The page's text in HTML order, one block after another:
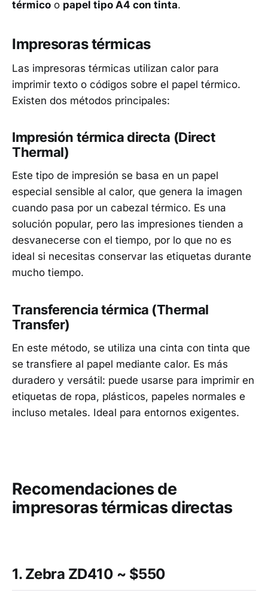
térmico o papel tipo A4 con tinta.
Impresoras térmicas
Las impresoras térmicas utilizan calor para
imprimir texto o códigos sobre el papel térmico.
Existen dos métodos principales:
Impresión térmica directa (Direct
Thermal)
Este tipo de impresión se basa en un papel
especial sensible al calor, que genera la imagen
cuando pasa por un cabezal térmico. Es una
solución popular, pero las impresiones tienden a
desvanecerse con el tiempo, por lo que no es
ideal si necesitas conservar las etiquetas durante
mucho tiempo.
Transferencia térmica (Thermal
Transfer)
En este método, se utiliza una cinta con tinta que
se transfiere al papel mediante calor. Es más
duradero y versátil: puede usarse para imprimir en
etiquetas de ropa, plásticos, papeles normales e
incluso metales. Ideal para entornos exigentes.
Recomendaciones de
impresoras térmicas directas
1. Zebra ZD410 ~ $550